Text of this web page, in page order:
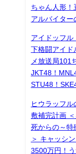
ちゃん人形！
アルバイター
アイドッフ
下格闘アイ
メ放送局101
JKT48！
STU48！
ヒウラッフル
敷補完計画
死からの～特
＞ キャッシ
3500万円！